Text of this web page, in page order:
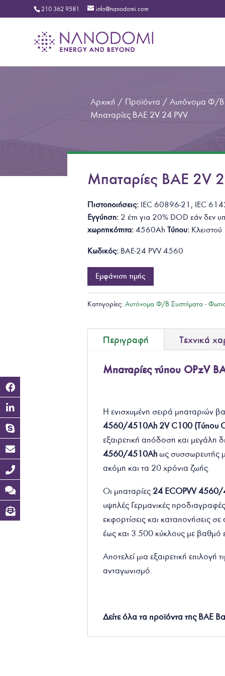
210 362 9581 info@nanodomi.com
Αρχική / Προϊόντα / Αυτόνομα Φ/Β
Μπαταρίες BAE 2V 24 PVV
Μπαταρίες BAE 2V
Πιστοποιήσεις: IEC 60896-21, IEC
Εγγύηση: 2 έτη για 20% DOD εάνδεν
χωρητικότητα: 4560AhΤύπου: Κλειστού
Κωδικός: BAE-24 PVV 4560
Εμφάνιση τιμής
Κατηγορίες:Αυτόνομα Φ/Β Συστήματα -
Περιγραφή Τεχνικά
Μπαταρίες τύπου OPzV
Η ενισχυμένη σειρά μπαταριών
4560/4510Ah2V C100 (Τύπου
εξαιρετική απόδοση και μεγάλη
4560/4510Ahως συσσωρευτής
ακόμη και τα 20 χρόνια ζωής.
Οι μπαταρίες24 ECOPVV
υψηλές Γερμανικές
εκφορτίσεις και καταπονήσεις
έως και 3.500 κύκλους με βαθμό
Αποτελεί μια εξαιρετική
ανταγωνισμό.
Δείτε όλα τα προϊόντα τηςBAE